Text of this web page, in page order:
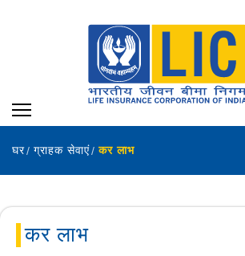
घर ग्राहक सेवाएं कर लाभ
कर लाभ